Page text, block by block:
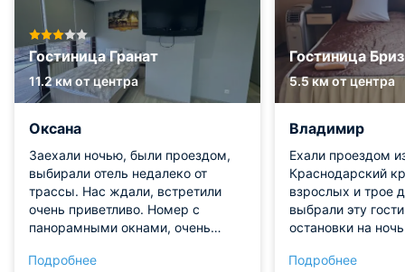
Гостиница Гранат
11.2 км от центра
Оксана
Заехали ночью, были проездом,
выбирали отель недалеко от
трассы. Нас ждали, встретили
очень приветливо. Номер с
панорамными окнами, очень
кондиционер, туалетные
Подробнее
Гостиница Бриз
5.5 км от центра
Владимир
Ехали проездом
Краснодарский
взрослых и трое
выбрали эту
остановки на
номера, чистое
Подробнее